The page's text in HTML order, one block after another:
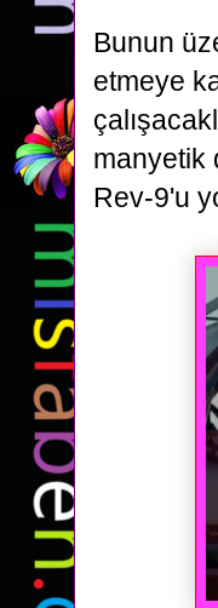
Bunun
etmeye
manyetik
Rev-9'u